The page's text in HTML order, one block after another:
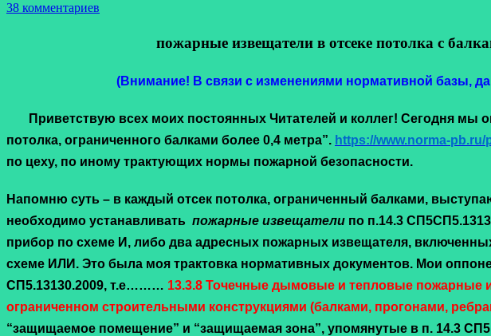
38 комментариев
пожарные извещатели в отсеке потолка с
(Внимание! В связи с изменениями нормативной базы,
Приветствую всех моих постоянных Читателей и коллег! Сегодня мы
потолка, ограниченного балками более 0,4 метра”. https://www.norma-pb.ru/
по цеху, по иному трактующих нормы пожарной безопасности.
Напомню суть – в каждый отсек потолка, ограниченный балками,
необходимо устанавливать пожарные извещатели по п.14.3
прибор по схеме И, либо два адресных пожарных извещателя,
схеме ИЛИ. Это была моя трактовка нормативных документов. Мои
СП5.13130.2009, т.е……… 13.3.8 Точечные дымовые и тепловые пожарные
ограниченном строительными конструкциями (балками, прогонами,
“защищаемое помещение” и “защищаемая зона”, упомянутые в п. 14.3